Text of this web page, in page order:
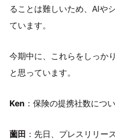
ることは難しいため、AIや
ています。
今期中に、これらをしっか
と思っています。
Ken ：保険の提携社数につ
薗田 ：先日、プレスリリー